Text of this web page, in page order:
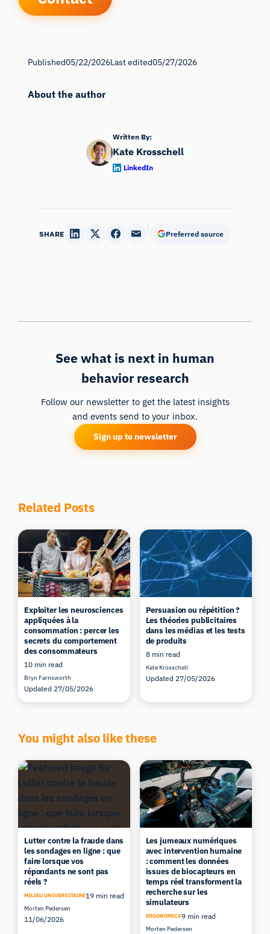
Published05/22/2026Last edited05/27/2026
About the author
Written By:
Kate Krosschell
LinkedIn
SHARE Preferred source
See what is next in human
behavior research
Follow our newsletter to get the latest insights
and events send to your inbox.
Sign up to newsletter
Related Posts
Exploiter les neurosciences
appliquées à la
consommation : percer les
secrets du comportement
des consommateurs
10 min read
Bryn Farnsworth
Updated 27/05/2026
Persuasion ou répétition ?
Les théories publicitaires
dans les médias et les tests
de produits
8 min read
Kate Krosschell
Updated 27/05/2026
You might also like these
Lutter contre la fraude dans
les sondages en ligne : que
faire lorsque vos
répondants ne sont pas
réels ?
MILIEU UNIVERSITAIRE19 min read
Morten Pedersen
11/06/2026
Les jumeaux numériques
avec intervention humaine
: comment les données
issues de biocapteurs en
temps réel transforment la
recherche sur les
simulateurs
ERGONOMICS9 min read
Morten Pedersen